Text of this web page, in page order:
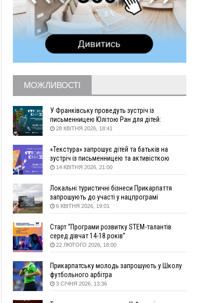
наїхав на хлопчика з велосипедом
21:01
Загальна площа всіх книгарень України - трохи
більше ніж 6 футбольних полів
На "зебрі" у Франківську два мотоциклісти
збили жінку
18:55
Прикарпаття серед лідерів за будівництвом
житло
Де безпечно купатися на Прикарпатті?
16:20
У Франківську дружина загиблого воїна
створила організацію «КОД 7'Я», аби
підтримувати військових та їхні сім'ї
комплекс автоматичної фіксації швидкості
15:29
Війна забрала життя трьох воїнів з
Прикарпаття
15:00
На Закарпатті викрили масштабну схему
незаконного виключення
військовозобов’язаних з обліку
14:31
«Багато питань буде знято». На громадських
слуханнях в Яремче обговорили, як вирішити
питання джипінгу в Карпатах
13:54
5 «тихих» хвороб, які виявляє профілактичне
13:30
ФОТО На Надрічній тривають останні
приготування до нового руху
12:57
У Франківську зафіксували найбільшу спеку за
МОЖЛИВОСТІ
У Франківську проведуть зустріч із
письменницею Юлітою Ран для дітей:
говоритимуть про серію книг про Мавку
28 КВІТНЯ 2026, 18:41
«Текстура» запрошує дітей та батьків на
зустріч із письменницею та активісткою
Анною Повх
14 КВІТНЯ 2026, 21:00
Локальні туристичні бізнеси Прикарпаття
запрошують до участі у нацпрограмі
«Подорож до себе»
6 КВІТНЯ 2026, 19:01
Старт “Програми розвитку STEM-талантів
серед дівчат 14-18 років”
22 ЛЮТОГО 2026, 18:00
Прикарпатську молодь запрошують у Школу
футбольного арбітра
3 СІЧНЯ 2026, 13:36